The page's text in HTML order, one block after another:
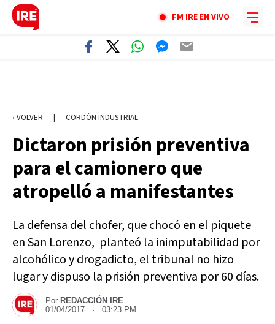
FM IRE EN VIVO
‹ VOLVER | CORDÓN INDUSTRIAL
Dictaron prisión preventiva
para el camionero que
atropelló a manifestantes
La defensa del chofer, que chocó en el piquete
en San Lorenzo, planteó la inimputabilidad por
alcohólico y drogadicto, el tribunal no hizo
lugar y dispuso la prisión preventiva por 60 días.
Por REDACCIÓN IRE
01/04/2017 · 03:23 PM